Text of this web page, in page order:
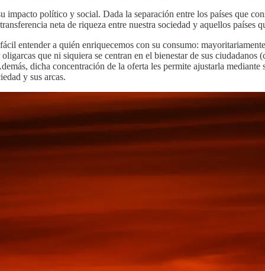
político y social. Dada la separación entre los países que
neta de riqueza entre nuestra sociedad y aquellos países
entender a quién enriquecemos con su consumo:
que ni siquiera se centran en el bienestar de sus ciudadanos
dicha concentración de la oferta les permite ajustarla
y sus arcas.